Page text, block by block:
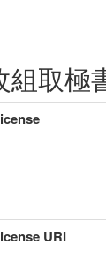
組取
URI